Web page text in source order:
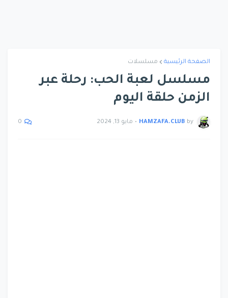
الصفحة الرئيسية مسلسلات
مسلسل لعبة الحب: رحلة عبر
الزمن حلقة اليوم
by
HAMZAFA.CLUB
• مايو 13, 2024 0